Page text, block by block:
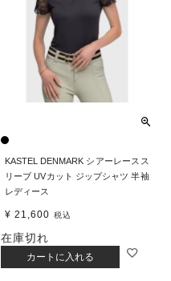
KASTEL DENMARK シアーレースス
リーブ UVカット ジップシャツ 半袖
レディース
¥ 21,600 税込
在庫切れ
カートに入れる